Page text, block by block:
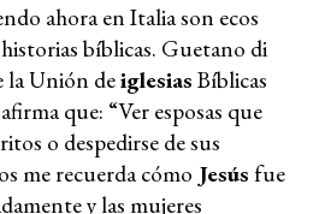
ahora en Italia son ecos
bíblicas. Guetano di
la Unión deiglesias Bíblicas
que: “Ver esposas que
o despedirse de sus
me recuerda cómo Jesús fue
y las mujeres